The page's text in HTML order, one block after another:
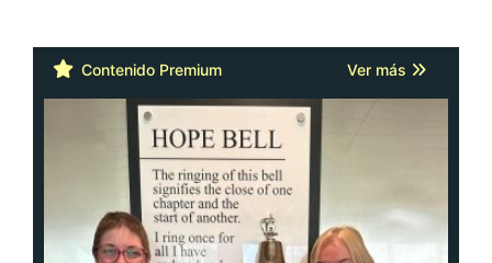
Contenido Premium Ver más